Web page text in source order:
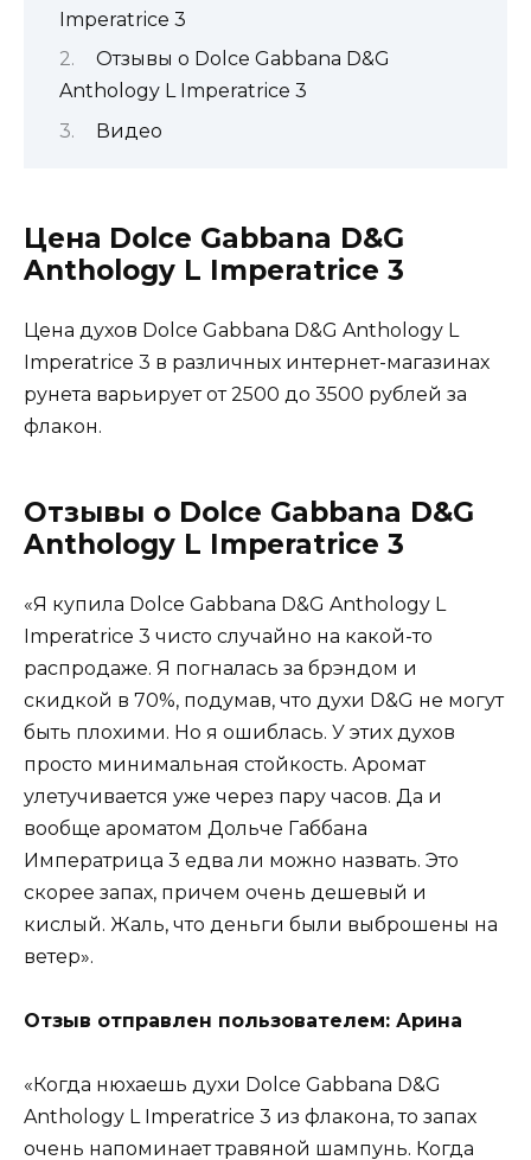
Imperatrice 3
Отзывы о Dolce Gabbana D&G
Anthology L Imperatrice 3
Видео
Цена Dolce Gabbana D&G
Anthology L Imperatrice 3
Цена духов Dolce Gabbana D&G Anthology L
Imperatrice 3 в различных интернет-магазинах
рунета варьирует от 2500 до 3500 рублей за
флакон.
Отзывы о Dolce Gabbana D&G
Anthology L Imperatrice 3
«Я купила Dolce Gabbana D&G Anthology L
Imperatrice 3 чисто случайно на какой-то
распродаже. Я погналась за брэндом и
скидкой в 70%, подумав, что духи D&G не могут
быть плохими. Но я ошиблась. У этих духов
просто минимальная стойкость. Аромат
улетучивается уже через пару часов. Да и
вообще ароматом Дольче Габбана
Императрица 3 едва ли можно назвать. Это
скорее запах, причем очень дешевый и
кислый. Жаль, что деньги были выброшены на
ветер».
Отзыв отправлен пользователем: Арина
«Когда нюхаешь духи Dolce Gabbana D&G
Anthology L Imperatrice 3 из флакона, то запах
очень напоминает травяной шампунь. Когда